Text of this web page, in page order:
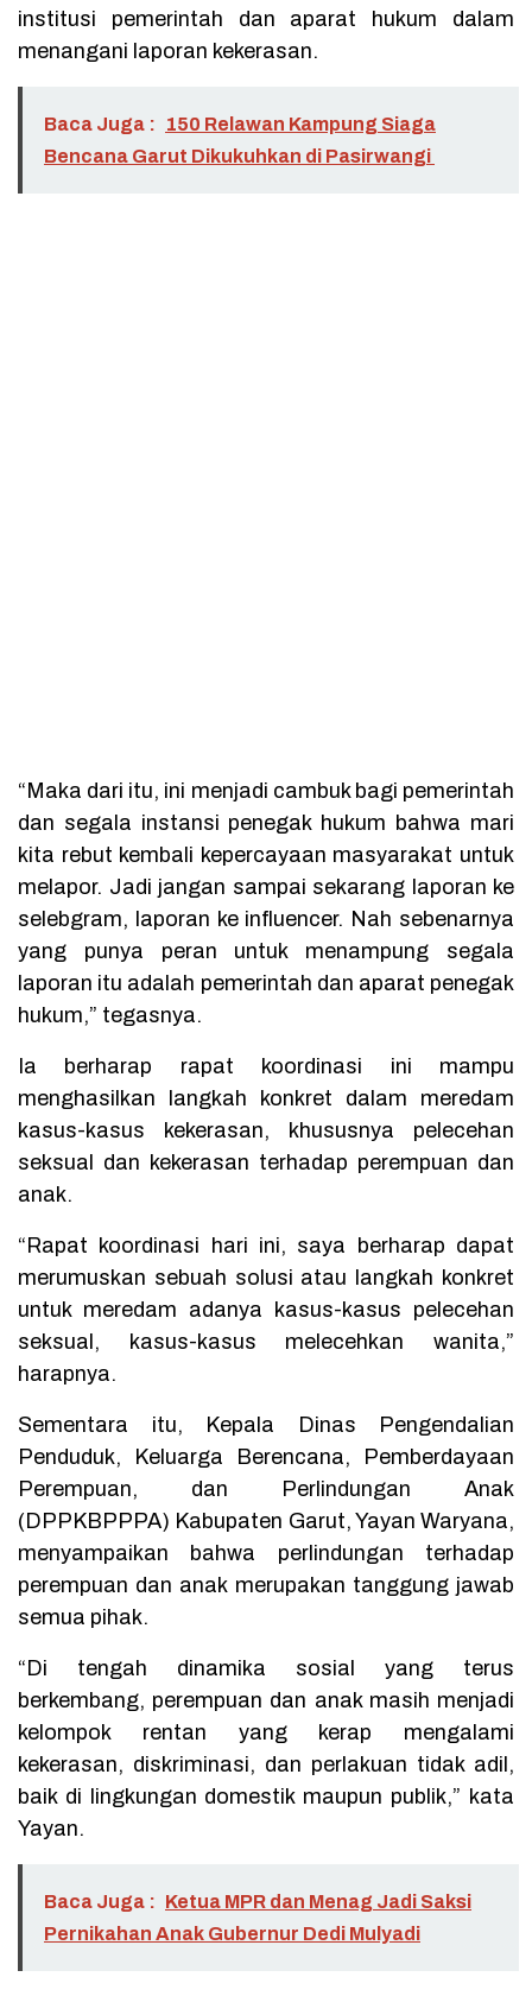
institusi pemerintah dan aparat hukum dalam
menangani laporan kekerasan.
Baca Juga :
150 Relawan Kampung Siaga
Bencana Garut Dikukuhkan di Pasirwangi
“Maka dari itu, ini menjadi cambuk bagi pemerintah
dan segala instansi penegak hukum bahwa mari
kita rebut kembali kepercayaan masyarakat untuk
melapor. Jadi jangan sampai sekarang laporan ke
selebgram, laporan ke influencer. Nah sebenarnya
yang punya peran untuk menampung segala
laporan itu adalah pemerintah dan aparat penegak
hukum,” tegasnya.
Ia berharap rapat koordinasi ini mampu
menghasilkan langkah konkret dalam meredam
kasus-kasus kekerasan, khususnya pelecehan
seksual dan kekerasan terhadap perempuan dan
anak.
“Rapat koordinasi hari ini, saya berharap dapat
merumuskan sebuah solusi atau langkah konkret
untuk meredam adanya kasus-kasus pelecehan
seksual, kasus-kasus melecehkan wanita,”
harapnya.
Sementara itu, Kepala Dinas Pengendalian
Penduduk, Keluarga Berencana, Pemberdayaan
Perempuan, dan Perlindungan Anak
(DPPKBPPPA) Kabupaten Garut, Yayan Waryana,
menyampaikan bahwa perlindungan terhadap
perempuan dan anak merupakan tanggung jawab
semua pihak.
“Di tengah dinamika sosial yang terus
berkembang, perempuan dan anak masih menjadi
kelompok rentan yang kerap mengalami
kekerasan, diskriminasi, dan perlakuan tidak adil,
baik di lingkungan domestik maupun publik,” kata
Yayan.
Baca Juga : Ketua MPR dan Menag Jadi Saksi
Pernikahan Anak Gubernur Dedi Mulyadi